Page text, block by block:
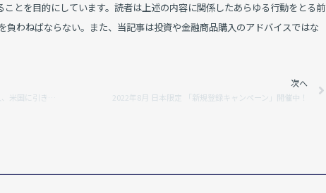
とを目的にしています。読者は上述の内容に関係したあらゆる行動をとる前
負わねばならない。また、当記事は投資や金融商品購入のアドバイスではな
次へ
2022年8月 日本限定 「新規登録キャンペーン」開催中！